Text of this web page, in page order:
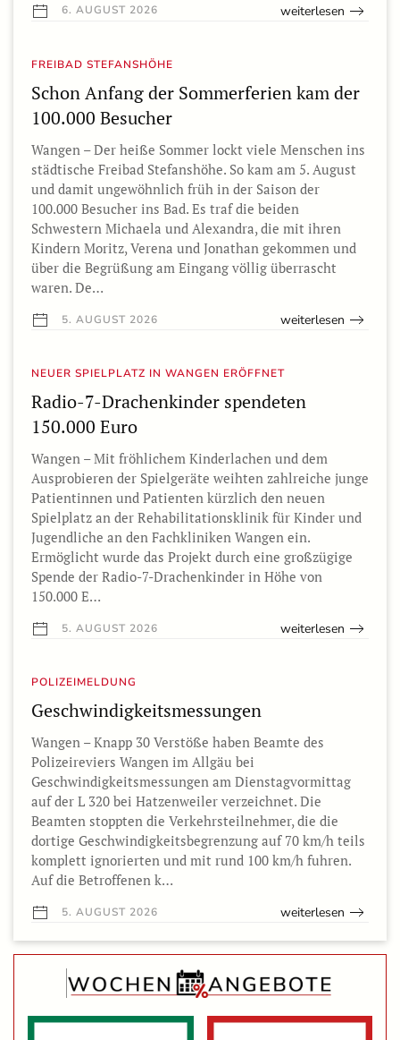
6. AUGUST 2026 weiterlesen
FREIBAD STEFANSHÖHE
Schon Anfang der Sommerferien kam der
100.000 Besucher
Wangen – Der heiße Sommer lockt viele Menschen ins
städtische Freibad Stefanshöhe. So kam am 5. August
und damit ungewöhnlich früh in der Saison der
100.000 Besucher ins Bad. Es traf die beiden
Schwestern Michaela und Alexandra, die mit ihren
Kindern Moritz, Verena und Jonathan gekommen und
über die Begrüßung am Eingang völlig überrascht
waren. De…
5. AUGUST 2026 weiterlesen
NEUER SPIELPLATZ IN WANGEN ERÖFFNET
Radio-7-Drachenkinder spendeten
150.000 Euro
Wangen – Mit fröhlichem Kinderlachen und dem
Ausprobieren der Spielgeräte weihten zahlreiche junge
Patientinnen und Patienten kürzlich den neuen
Spielplatz an der Rehabilitationsklinik für Kinder und
Jugendliche an den Fachkliniken Wangen ein.
Ermöglicht wurde das Projekt durch eine großzügige
Spende der Radio-7-Drachenkinder in Höhe von
150.000 E…
5. AUGUST 2026 weiterlesen
POLIZEIMELDUNG
Geschwindigkeitsmessungen
Wangen – Knapp 30 Verstöße haben Beamte des
Polizeireviers Wangen im Allgäu bei
Geschwindigkeitsmessungen am Dienstagvormittag
auf der L 320 bei Hatzenweiler verzeichnet. Die
Beamten stoppten die Verkehrsteilnehmer, die die
dortige Geschwindigkeitsbegrenzung auf 70 km/h teils
komplett ignorierten und mit rund 100 km/h fuhren.
Auf die Betroffenen k…
5. AUGUST 2026 weiterlesen